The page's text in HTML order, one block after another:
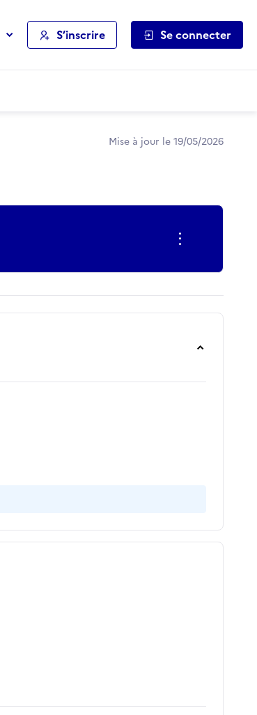
S’inscrire Se connecter
Mise à jour le 19/05/2026